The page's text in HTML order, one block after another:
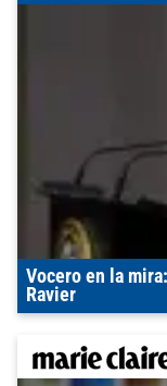
Vocero en la
Ravier